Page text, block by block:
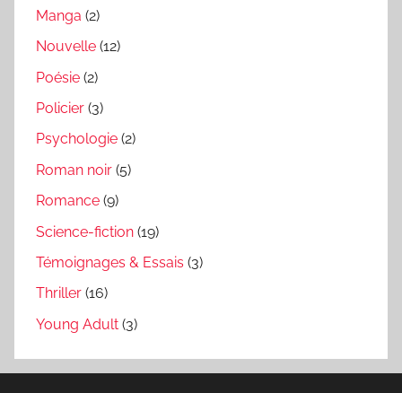
Manga (2)
Nouvelle (12)
Poésie (2)
Policier (3)
Psychologie (2)
Roman noir (5)
Romance (9)
Science-fiction (19)
Témoignages & Essais (3)
Thriller (16)
Young Adult (3)